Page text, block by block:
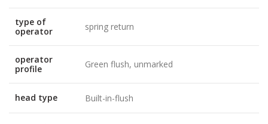
type of
operator
spring return
operator
profile
Green flush, unmarked
head type Built-in-flush